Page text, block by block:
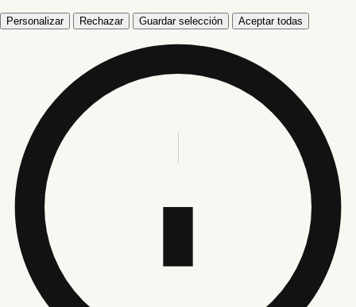
Personalizar Rechazar Guardar selección Aceptar todas